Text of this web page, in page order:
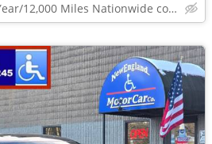
*****1Year/12,000 Miles Nationwide coverage Warranty****